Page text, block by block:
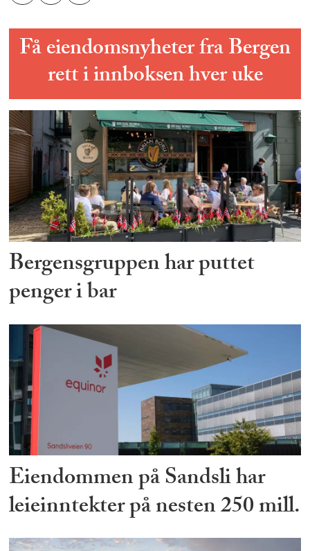
Få eiendomsnyheter fra Bergen
rett i innboksen hver uke
Bergensgruppen har puttet
penger i bar
Eiendommen på Sandsli har
leieinntekter på nesten 250 mill.